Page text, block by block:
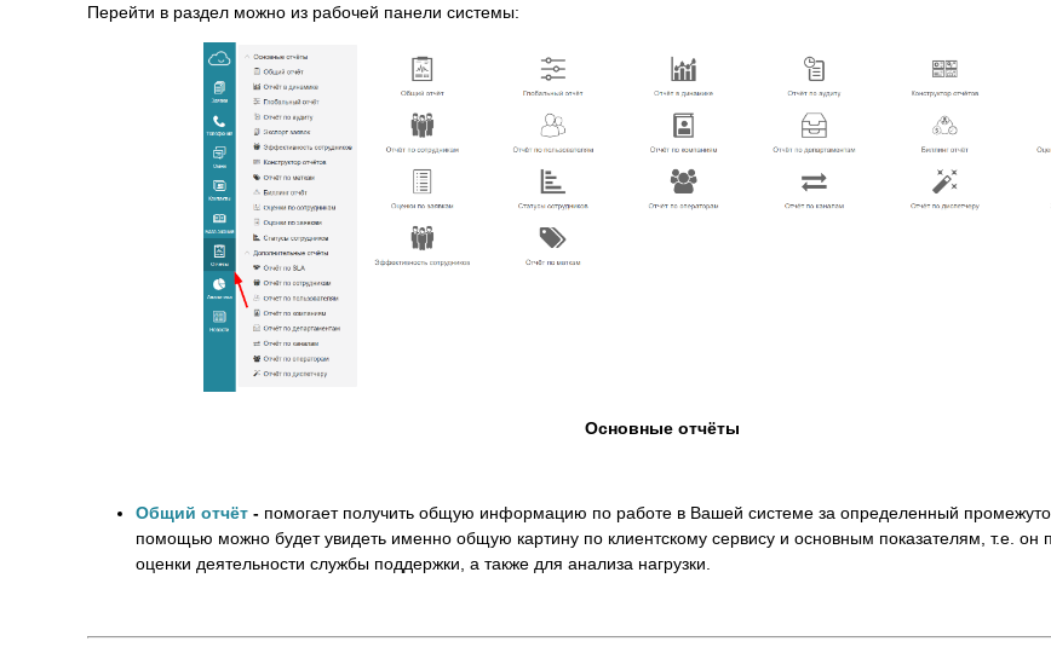
Перейти в раздел можно из рабочей панели системы:
Основные отчёты
Общий отчёт - помогает получить общую информацию по работе в Вашей системе за определенный
помощью можно будет увидеть именно общую картину по клиентскому сервису и основным показателям, т.е. он
оценки деятельности службы поддержки, а также для анализа нагрузки.